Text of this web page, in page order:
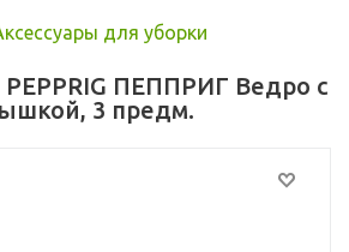
для уборки
PEPPRIG ПЕППРИГ Ведро с
3 предм.